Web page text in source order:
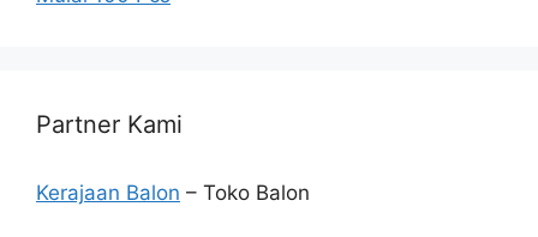
Partner Kami
Kerajaan Balon – Toko Balon